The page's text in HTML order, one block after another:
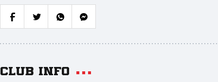
Club info